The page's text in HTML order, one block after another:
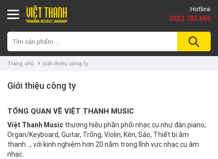
Hotline
0932 783 669
Trang chủ Giới thiệu công ty
Giới thiệu công ty
TỔNG QUAN VỀ VIỆT THANH MUSIC
Việt Thanh Music thương hiệu phần phối nhạc cụ như đàn piano,
Organ/Keyboard, Guitar, Trống, Violin, Kèn, Sáo, Thiết bị âm
thanh..., với kinh nghiệm hơn 20 năm trong lĩnh vực nhạc cụ âm
nhạc.